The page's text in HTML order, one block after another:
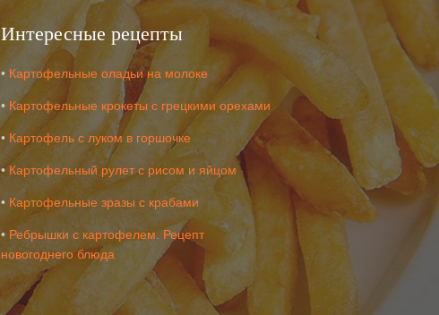
Интересные рецепты
• Картофельные оладьи на молоке
• Картофельные крокеты с грецкими орехами
• Картофель с луком в горшочке
• Картофельный рулет с рисом и яйцом
• Картофельные зразы с крабами
• Ребрышки с картофелем. Рецепт
новогоднего блюда